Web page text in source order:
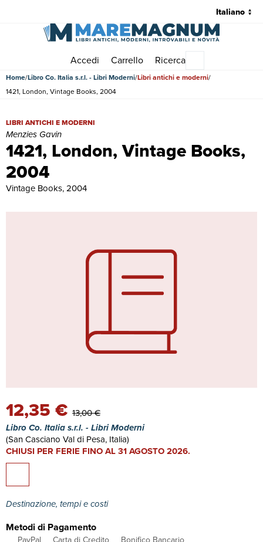
Accedi Carrello Ricerca
Home Libro Co. Italia s.r.l. - Libri Moderni Libri antichi e moderni
1421, London, Vintage Books, 2004
1421, London, Vintage Books,
2004
1421, London, Vintage Books, 2004 | Libri antichi e moderni |
LIBRI ANTICHI E MODERNI
Menzies Gavin
Vintage Books, 2004
12,35 € 13,00 €
Libro Co. Italia s.r.l. - Libri Moderni
(San Casciano Val di Pesa, Italia)
CHIUSI PER FERIE FINO AL 31 AGOSTO 2026.
Destinazione, tempi e costi
Metodi di Pagamento